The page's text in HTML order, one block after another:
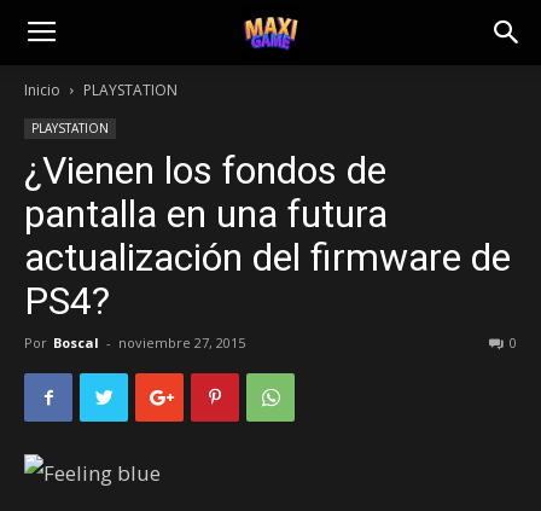
Inicio PLAYSTATION
PLAYSTATION
¿Vienen los fondos de
pantalla en una futura
actualización del firmware de
PS4?
Por Boscal - noviembre 27, 2015 0